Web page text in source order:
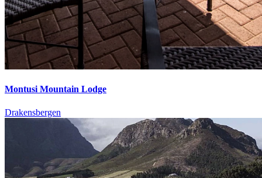
Montusi Mountain Lodge
Drakensbergen